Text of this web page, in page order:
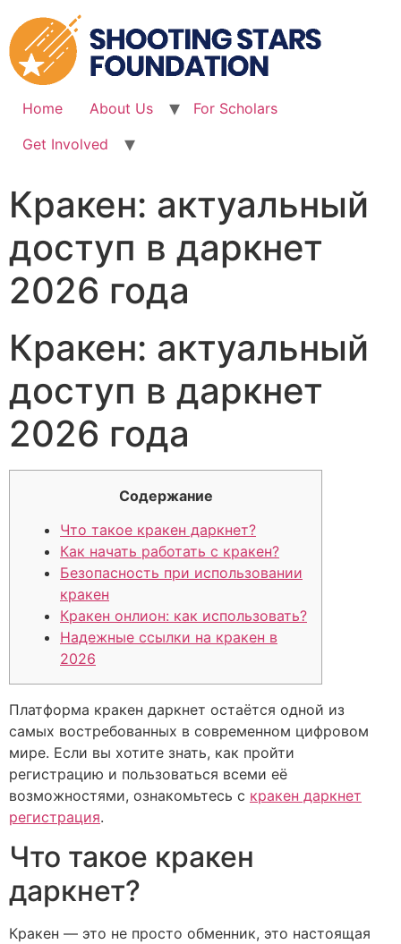
to
content
Home About Us
For Scholars
Get Involved
Кракен: актуальный
доступ в даркнет
2026 года
Кракен: актуальный
доступ в даркнет
2026 года
Содержание
Что такое кракен даркнет?
Как начать работать с кракен?
Безопасность при использовании
кракен
Кракен онлион: как использовать?
Надежные ссылки на кракен в
2026
Платформа кракен даркнет остаётся одной из
самых востребованных в современном цифровом
мире. Если вы хотите знать, как пройти
регистрацию и пользоваться всеми её
возможностями, ознакомьтесь с кракен даркнет
регистрация.
Что такое кракен
даркнет?
Кракен — это не просто обменник, это настоящая